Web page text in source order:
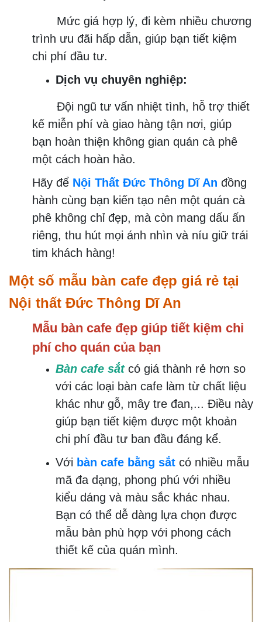
Mức giá hợp lý, đi kèm nhiều chương
trình ưu đãi hấp dẫn, giúp bạn tiết kiệm
chi phí đầu tư.
Dịch vụ chuyên nghiệp:
Đội ngũ tư vấn nhiệt tình, hỗ trợ thiết
kế miễn phí và giao hàng tận nơi, giúp
bạn hoàn thiện không gian quán cà phê
một cách hoàn hảo.
Hãy để Nội Thất Đức Thông Dĩ An đồng
hành cùng bạn kiến tạo nên một quán cà
phê không chỉ đẹp, mà còn mang dấu ấn
riêng, thu hút mọi ánh nhìn và níu giữ trái
tim khách hàng!
Một số mẫu bàn cafe đẹp giá rẻ tại
Nội thất Đức Thông Dĩ An
Mẫu bàn cafe đẹp giúp tiết kiệm chi
phí cho quán của bạn
Bàn cafe sắt có giá thành rẻ hơn so
với các loại bàn cafe làm từ chất liệu
khác như gỗ, mây tre đan,... Điều này
giúp bạn tiết kiệm được một khoản
chi phí đầu tư ban đầu đáng kể.
Với bàn cafe bằng sắt có nhiều mẫu
mã đa dạng, phong phú với nhiều
kiểu dáng và màu sắc khác nhau.
Bạn có thể dễ dàng lựa chọn được
mẫu bàn phù hợp với phong cách
thiết kế của quán mình.